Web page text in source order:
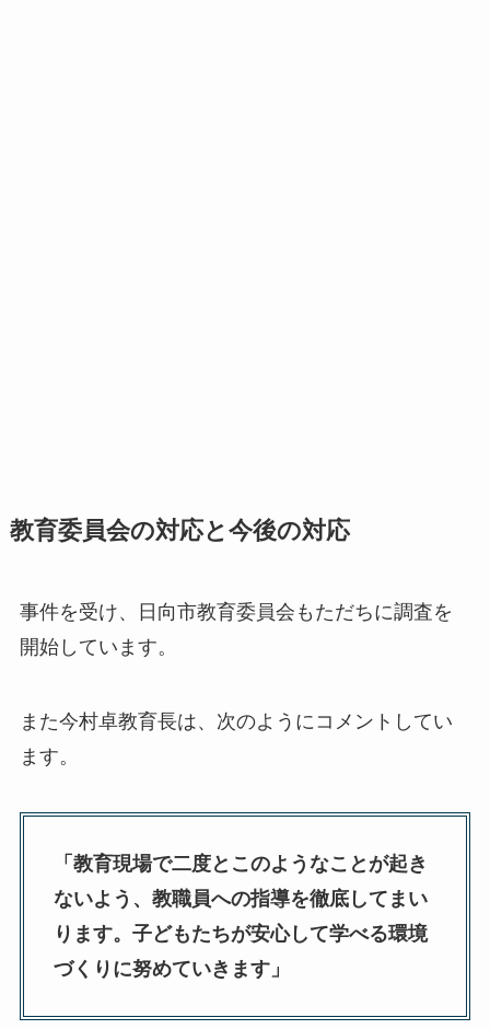
教育委員会の対応と今後の対応
事件を受け、日向市教育委員会もただちに調査を
開始しています。
また今村卓教育長は、次のようにコメントしてい
ます。
「教育現場で二度とこのようなことが起き
ないよう、教職員への指導を徹底してまい
ります。子どもたちが安心して学べる環境
づくりに努めていきます」